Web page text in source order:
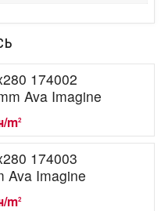
174002
Ava Imagine
m2
174003
Ava Imagine
m2